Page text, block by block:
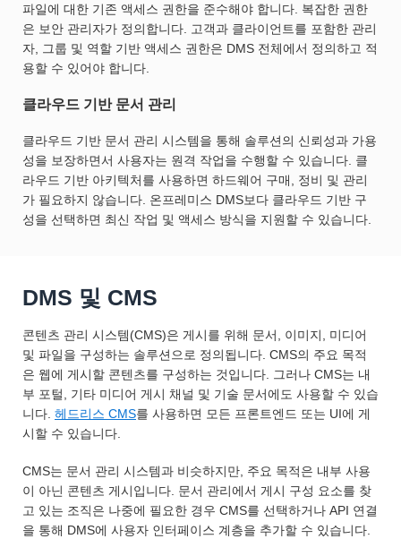
파일에 대한 기존 액세스 권한을 준수해야 합니다. 복잡한 권한
은 보안 관리자가 정의합니다. 고객과 클라이언트를 포함한 관리
자, 그룹 및 역할 기반 액세스 권한은 DMS 전체에서 정의하고 적
용할 수 있어야 합니다.
클라우드 기반 문서 관리
클라우드 기반 문서 관리 시스템을 통해 솔루션의 신뢰성과 가용
성을 보장하면서 사용자는 원격 작업을 수행할 수 있습니다. 클
라우드 기반 아키텍처를 사용하면 하드웨어 구매, 정비 및 관리
가 필요하지 않습니다. 온프레미스 DMS보다 클라우드 기반 구
성을 선택하면 최신 작업 및 액세스 방식을 지원할 수 있습니다.
DMS 및 CMS
콘텐츠 관리 시스템(CMS)은 게시를 위해 문서, 이미지, 미디어
및 파일을 구성하는 솔루션으로 정의됩니다. CMS의 주요 목적
은 웹에 게시할 콘텐츠를 구성하는 것입니다. 그러나 CMS는 내
부 포털, 기타 미디어 게시 채널 및 기술 문서에도 사용할 수 있습
니다. 헤드리스 CMS를 사용하면 모든 프론트엔드 또는 UI에 게
시할 수 있습니다.
CMS는 문서 관리 시스템과 비슷하지만, 주요 목적은 내부 사용
이 아닌 콘텐츠 게시입니다. 문서 관리에서 게시 구성 요소를 찾
고 있는 조직은 나중에 필요한 경우 CMS를 선택하거나 API 연결
을 통해 DMS에 사용자 인터페이스 계층을 추가할 수 있습니다.